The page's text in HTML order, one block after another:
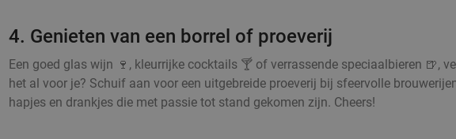
4. Genieten van een borrel of proeverij
Een goed glas wijn 🍷, kleurrijke cocktails 🍸 of verrassende speciaalbieren 🍺,
het al voor je? Schuif aan voor een uitgebreide proeverij bij sfeervolle
hapjes en drankjes die met passie tot stand gekomen zijn. Cheers!